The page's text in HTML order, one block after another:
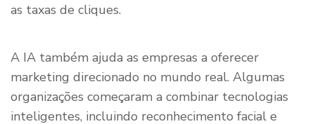
as taxas de cliques.
A IA também ajuda as empresas a oferecer
marketing direcionado no mundo real. Algumas
organizações começaram a combinar tecnologias
inteligentes, incluindo reconhecimento facial e